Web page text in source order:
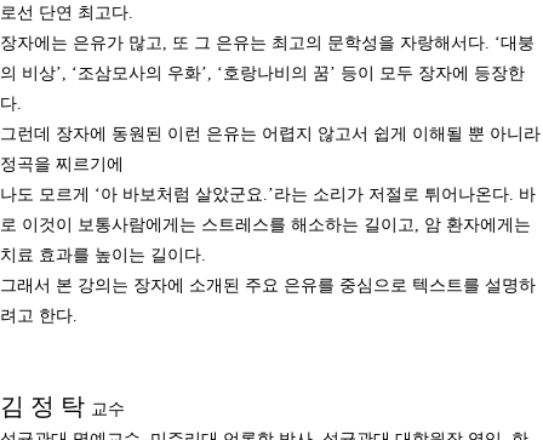
로선 단연 최고다.
장자에는 은유가 많고, 또 그 은유는 최고의 문학성을 자랑해서다. ‘대붕
의 비상’, ‘조삼모사의 우화’, ‘호랑나비의 꿈’ 등이 모두 장자에 등장한
다.
그런데 장자에 동원된 이런 은유는 어렵지 않고서 쉽게 이해될 뿐 아니라
정곡을 찌르기에
나도 모르게 ‘아 바보처럼 살았군요.’라는 소리가 저절로 튀어나온다. 바
로 이것이 보통사람에게는 스트레스를 해소하는 길이고, 암 환자에게는
치료 효과를 높이는 길이다.
그래서 본 강의는 장자에 소개된 주요 은유를 중심으로 텍스트를 설명하
려고 한다.
김 정 탁 교수